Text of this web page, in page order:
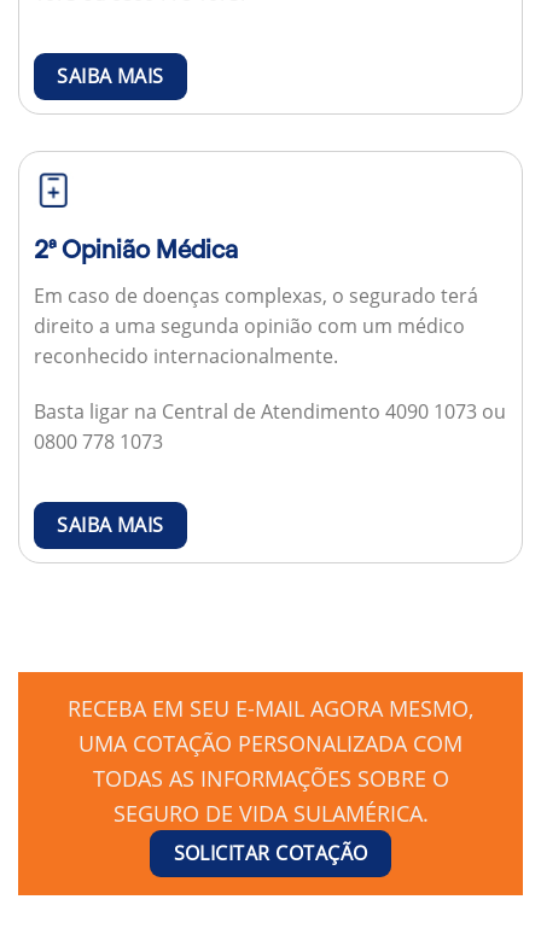
SAIBA MAIS
2ª Opinião Médica
Em caso de doenças complexas, o segurado terá
direito a uma segunda opinião com um médico
reconhecido internacionalmente.
Basta ligar na Central de Atendimento 4090 1073 ou
0800 778 1073
SAIBA MAIS
RECEBA EM SEU E-MAIL AGORA MESMO,
UMA COTAÇÃO PERSONALIZADA COM
TODAS AS INFORMAÇÕES SOBRE O
SEGURO DE VIDA SULAMÉRICA.
SOLICITAR COTAÇÃO